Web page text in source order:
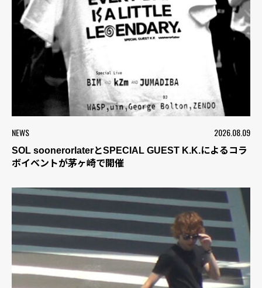
NEWS 2026.08.09
SOL soonerorlaterとSPECIAL GUEST K.K.によるコラ
ボイベントが茅ヶ崎で開催